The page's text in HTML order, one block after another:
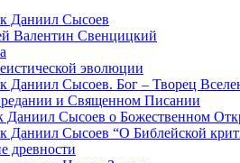
Даниил Сысоев
Валентин Свенцицкий
эволюции
Даниил Сысоев. Бог – Творец
и Священном Писании
Даниил Сысоев о Божественном
Даниил Сысоев “О Библейской
древности